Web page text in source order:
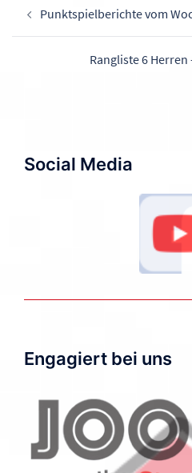
Punktspielberichte vom
Rangliste 6 Herren
Social Media
Engagiert bei uns